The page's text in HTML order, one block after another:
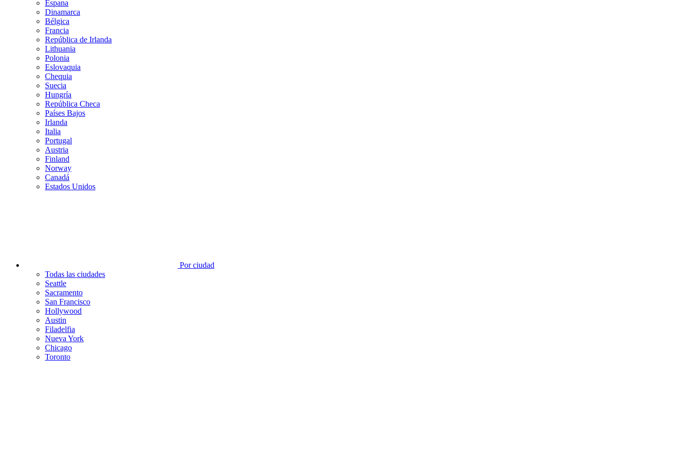
Espana
Dinamarca
Bélgica
Francia
República de Irlanda
Lithuania
Polonia
Eslovaquia
Chequia
Suecia
Hungría
República Checa
Países Bajos
Irlanda
Italia
Portugal
Austria
Finland
Norway
Canadá
Estados Unidos
Por ciudad
Todas las ciudades
Seattle
Sacramento
San Francisco
Hollywood
Austin
Filadelfia
Nueva York
Chicago
Toronto